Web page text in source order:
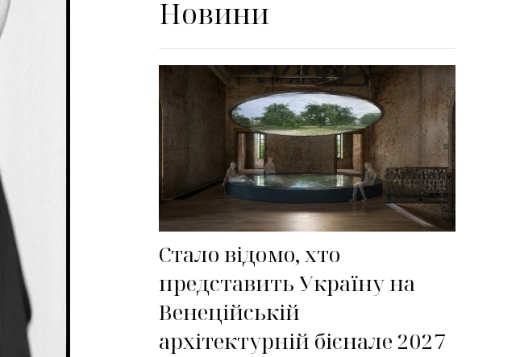
Новини
Стало відомо, хто
представить Україну на
Венеційській
архітектурній бієнале 2027